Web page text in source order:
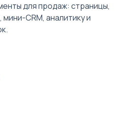
для продаж: страницы,
CRM, аналитику и